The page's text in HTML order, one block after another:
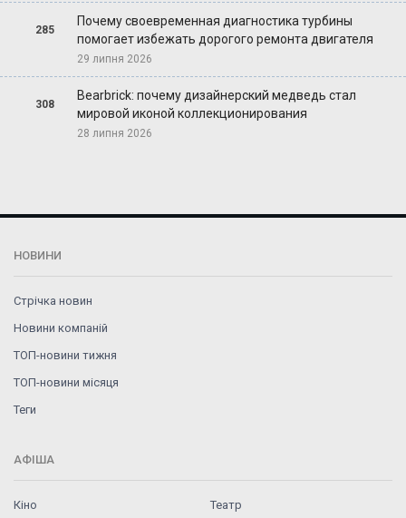
285
Почему своевременная диагностика турбины
помогает избежать дорогого ремонта двигателя
29 липня 2026
308
Bearbrick: почему дизайнерский медведь стал
мировой иконой коллекционирования
28 липня 2026
НОВИНИ
Стрічка новин
Новини компаній
ТОП-новини тижня
ТОП-новини місяця
Теги
АФІША
Кіно
Театр